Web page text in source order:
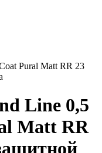
Pural Matt RR 23
Line 0,5
Matt RR